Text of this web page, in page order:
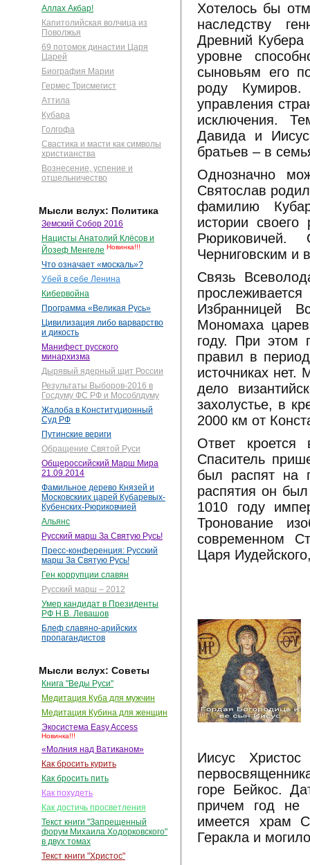
Аллах Акбар!
Капитолийская волчица из
Поволжья
69 потомок династии Царя
Царей
Биография Марии
Гермес Трисмегист
Аттила
Кубара
Голгофа
Свастика и масти как символы
христианства
Вознесение, успение и
отшельничество
Мысли вслух: Политика
Земский Собор 2016
Нацисты Анатолий Клёсов и
Йозеф Менгеле Новинка!!!
Что означает «москаль»?
Убей в себе Ленина
Кибервойна
Программа «Великая Русь»
Цивилизация либо варварство
и дикость
Манифест русского
минархизма
Дырявый ядерный щит России
Результаты Выборов-2016 в
Госдуму ФС РФ и Мособлдуму
Жалоба в Конституционный
Суд РФ
Путинские вериги
Обращение Святой Руси
Общероссийский Марш Мира
21.09.2014
Фамильное дерево Князей и
Московскиих царей Кубаревых-
Кубенских-Рюриковчией
Альянс
Русский марш За Святую Русь!
Пресс-конференция: Русский
марш За Святую Русь!
Ген коррупции славян
Русский марш – 2012
Умер кандидат в Президенты
РФ Н.В. Левашов
Блеф славяно-арийских
пропагандистов
Мысли вслух: Советы
Книга "Веды Руси"
Медитация Куба для мужчин
Медитация Кубина для женщин
Экосистема Easy Access
Новинка!!!
«Молния над Ватиканом»
Как бросить курить
Как бросить пить
Как похудеть
Как достичь просветления
Текст книги "Запрещенный
форум Михаила Ходорковского"
в двух томах
Текст книги "Христос"
Хотелось бы
наследству
Древний
уровне
сыновьям его
роду
управления
исключения.
Давида и
братьев – в
Однозначно
Святослав
фамилию
истории
Черниговским и
Связь
Избранницей
Мономаха
году. При этом
правил в
источниках нет.
дело
захолустье, в
2000 км от
Ответ
Спаситель
был распят на
распятия он
1010 году
Тронование
современном
Царя
Иисус
горе Бейкос.
причем год не
имеется храм
Геракла и